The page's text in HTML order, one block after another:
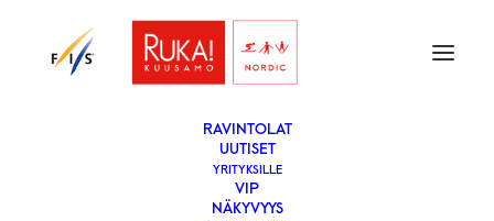
VAPAAEHTOISEKSI
YLEISÖLLE
­RAVINTOLAT
UUTISET
YRITYKSILLE
VIP
NÄKYVYYS